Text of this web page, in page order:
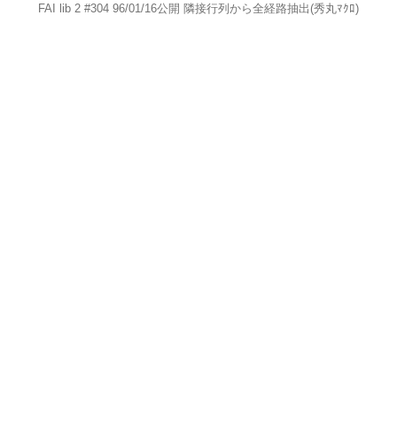
FAI lib 2 #304 96/01/16公開 隣接行列から全経路抽出(秀丸ﾏｸﾛ)